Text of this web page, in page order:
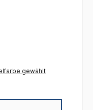
gewählt